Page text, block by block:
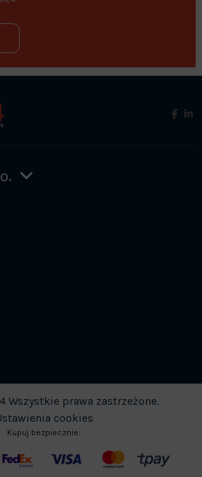
Wszystkie prawa zastrzeżone.
cookies
Kupuj bezpiecznie: